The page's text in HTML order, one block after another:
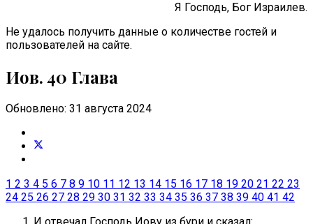
Я Господь, Бог Израилев.
Не удалось получить данные о количестве гостей и
пользователей на сайте.
Иов. 40 Глава
Обновлено: 31 августа 2024
1 2 3 4 5 6 7 8 9 10 11 12 13 14 15 16 17 18 19 20 21 22 23
24 25 26 27 28 29 30 31 32 33 34 35 36 37 38 39 40 41 42